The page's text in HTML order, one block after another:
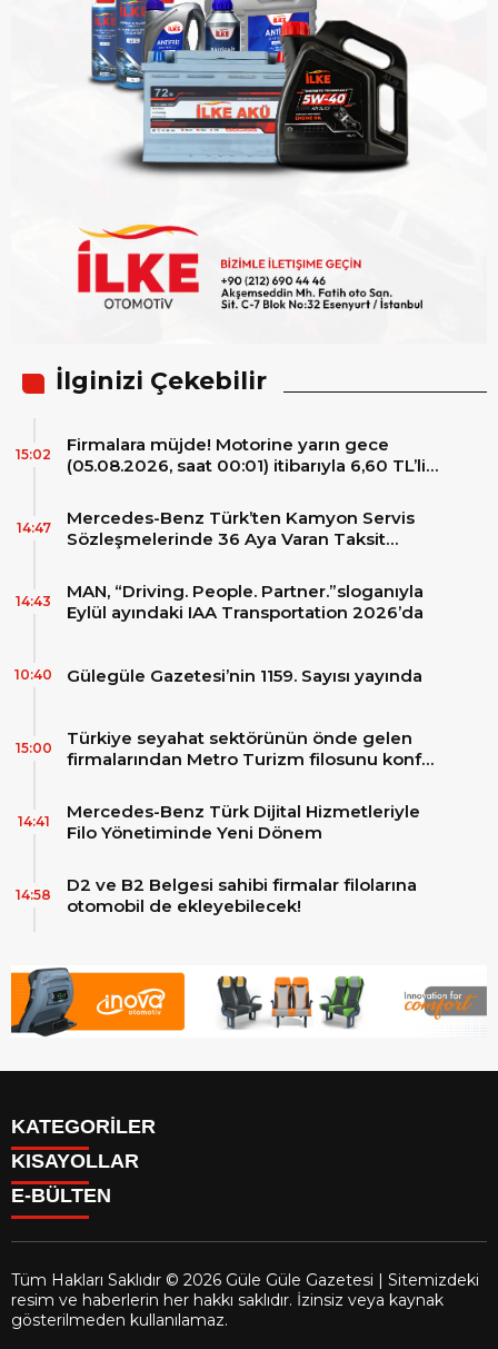
İlginizi Çekebilir
Firmalara müjde! Motorine yarın gece
(05.08.2026, saat 00:01) itibarıyla 6,60 TL’lik
15:02
Mercedes-Benz Türk’ten Kamyon Servis
Sözleşmelerinde 36 Aya Varan Taksit
14:47
MAN, “Driving. People. Partner.”sloganıyla
Eylül ayındaki IAA Transportation 2026’da
14:43
Gülegüle Gazetesi’nin 1159. Sayısı yayında
10:40
Türkiye seyahat sektörünün önde gelen
firmalarından Metro Turizm filosunu konfor
MAN Skyliner ile güçlendirdi!
15:00
Mercedes-Benz Türk Dijital Hizmetleriyle
Filo Yönetiminde Yeni Dönem
14:41
D2 ve B2 Belgesi sahibi firmalar filolarına
otomobil de ekleyebilecek!
14:58
KATEGORİLER
Reklam
Firma Rehberi
İletişim
Künye
Gizlilik Politikası
KISAYOLLAR
Facebook
E-BÜLTEN
gulegule.com.tr e-bültenine abone olarak, tarafınıza haber,
duyuru ve kampanya içerikli e-postaların gönderilmesini kabul
Tüm Hakları Saklıdır © 2026 Güle Güle Gazetesi | Sitemizdeki
resim ve haberlerin her hakkı saklıdır. İzinsiz veya kaynak
gösterilmeden kullanılamaz.